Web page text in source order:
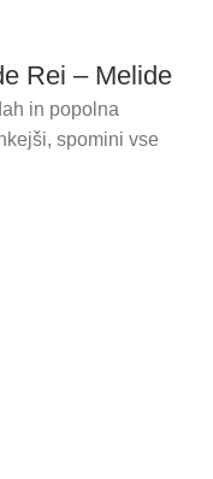
Rei – Melide
in popolna
spomini vse